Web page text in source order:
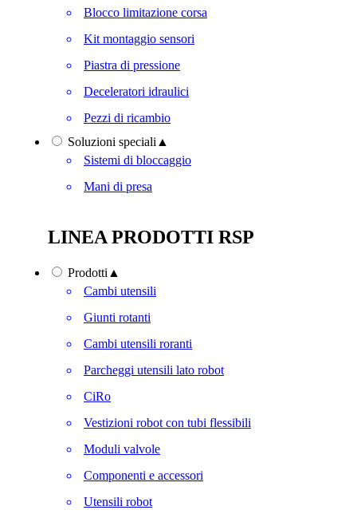
Blocco limitazione corsa
Kit montaggio sensori
Piastra di pressione
Deceleratori idraulici
Pezzi di ricambio
Soluzioni speciali ▲
Sistemi di bloccaggio
Mani di presa
LINEA PRODOTTI RSP
Prodotti ▲
Cambi utensili
Giunti rotanti
Cambi utensili roranti
Parcheggi utensili lato robot
CiRo
Vestizioni robot con tubi flessibili
Moduli valvole
Componenti e accessori
Utensili robot